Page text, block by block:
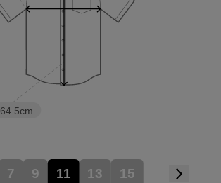
64.5cm
7 9 11 13 15